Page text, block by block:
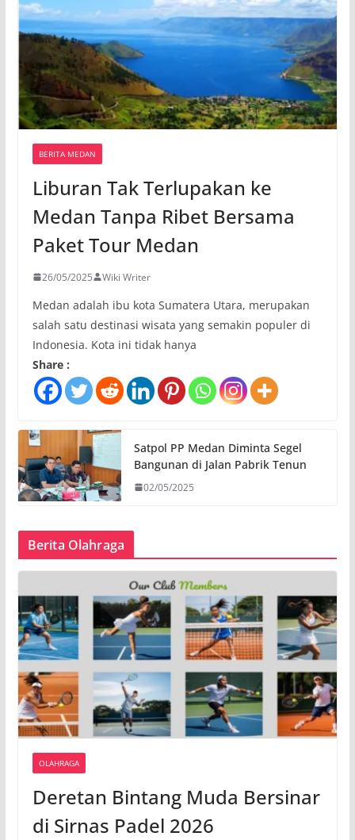
BERITA MEDAN
Liburan Tak Terlupakan ke
Medan Tanpa Ribet Bersama
Paket Tour Medan
26/05/2025 Wiki Writer
Medan adalah ibu kota Sumatera Utara, merupakan
salah satu destinasi wisata yang semakin populer di
Indonesia. Kota ini tidak hanya
Share :
Satpol PP Medan Diminta Segel
Bangunan di Jalan Pabrik Tenun
02/05/2025
Berita Olahraga
OLAHRAGA
Deretan Bintang Muda Bersinar
di Sirnas Padel 2026